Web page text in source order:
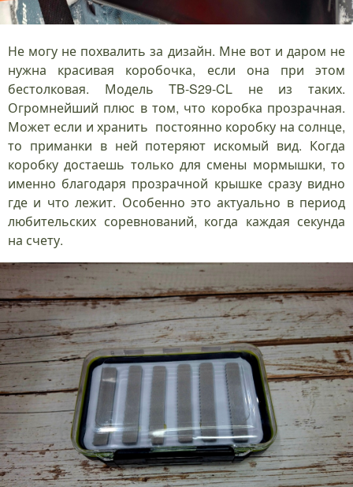
Не могу не похвалить за дизайн. Мне вот и даром не
нужна красивая коробочка, если она при этом
бестолковая. Модель TB-S29-CL не из таких.
Огромнейший плюс в том, что коробка прозрачная.
Может если и хранить постоянно коробку на солнце,
то приманки в ней потеряют искомый вид. Когда
коробку достаешь только для смены мормышки, то
именно благодаря прозрачной крышке сразу видно
где и что лежит. Особенно это актуально в период
любительских соревнований, когда каждая секунда
на счету.